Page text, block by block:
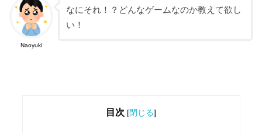
Naoyuki
なにそれ！？どんなゲームなのか教えて欲し
い！
目次 [閉じる]